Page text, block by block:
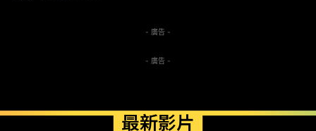
- 廣告 -
- 廣告 -
最新影片